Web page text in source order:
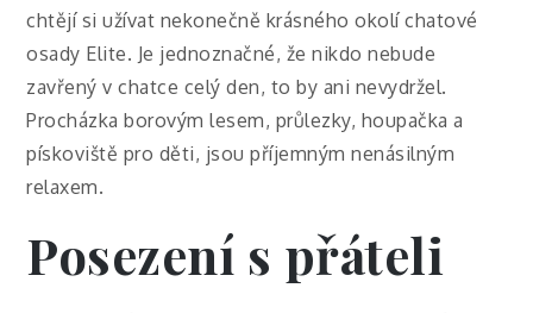
chtějí si užívat nekonečně krásného okolí chatové
osady Elite. Je jednoznačné, že nikdo nebude
zavřený v chatce celý den, to by ani nevydržel.
Procházka borovým lesem, průlezky, houpačka a
pískoviště pro děti, jsou příjemným nenásilným
relaxem.
Posezení s přáteli